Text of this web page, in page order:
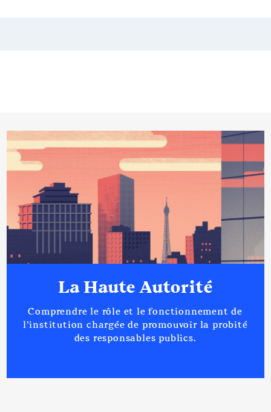
La Haute Autorité
Comprendre le rôle et le fonctionnement de
l’institution chargée de promouvoir la probité
des responsables publics.